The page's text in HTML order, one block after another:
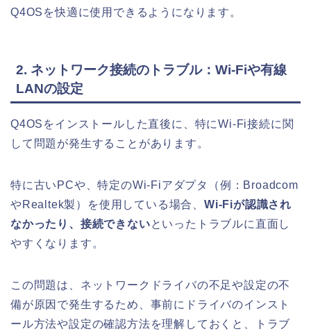
Q4OSを快適に使用できるようになります。
2. ネットワーク接続のトラブル：Wi-Fiや有線
LANの設定
Q4OSをインストールした直後に、特にWi-Fi接続に関
して問題が発生することがあります。
特に古いPCや、特定のWi-Fiアダプタ（例：Broadcom
やRealtek製）を使用している場合、 Wi-Fiが認識され
なかったり、接続できないといったトラブルに直面し
やすくなります。
この問題は、ネットワークドライバの不足や設定の不
備が原因で発生するため、事前にドライバのインスト
ール方法や設定の確認方法を理解しておくと、トラブ